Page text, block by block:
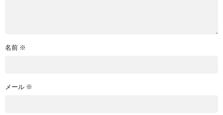
名前 ※
メール ※